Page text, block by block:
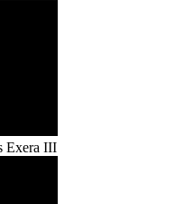
Exera III